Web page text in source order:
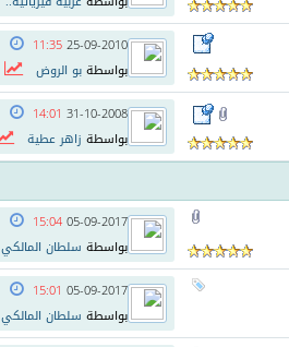
25-09-2010
11:35
بواسطةبو الروض
31-10-2008
14:01
بواسطة زاهر عطية
05-09-2017
15:04
بواسطة سلطان المالكي
05-09-2017
15:01
بواسطة سلطان المالكي